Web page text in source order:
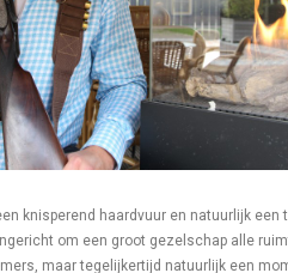
knisperend haardvuur en natuurlijk een
om een groot gezelschap alle
maar tegelijkertijd natuurlijk een